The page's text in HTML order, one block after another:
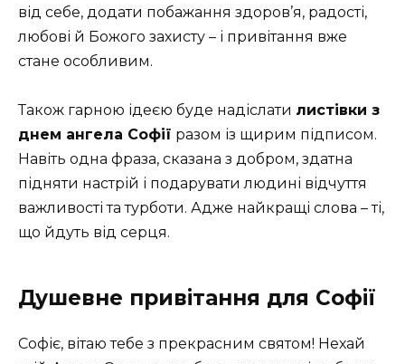
від себе, додати побажання здоров’я, радості,
любові й Божого захисту – і привітання вже
стане особливим.
Також гарною ідеєю буде надіслати листівки з
днем ангела Софії разом із щирим підписом.
Навіть одна фраза, сказана з добром, здатна
підняти настрій і подарувати людині відчуття
важливості та турботи. Адже найкращі слова – ті,
що йдуть від серця.
Душевне привітання для Софії
Софіє, вітаю тебе з прекрасним святом! Нехай